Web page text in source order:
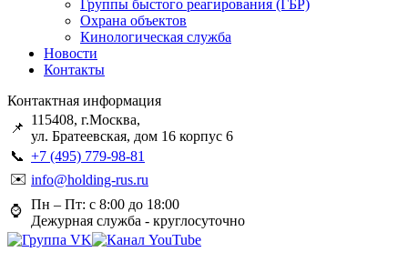
Группы быстого реагирования (ГБР)
Охрана объектов
Кинологическая служба
Новости
Контакты
Контактная информация
📌
115408, г.Москва,
ул. Братеевская, дом 16 корпус 6
📞 +7 (495) 779-98-81
✉️ info@holding-rus.ru
⌚️ Пн – Пт: с 8:00 до 18:00
Дежурная служба - круглосуточно